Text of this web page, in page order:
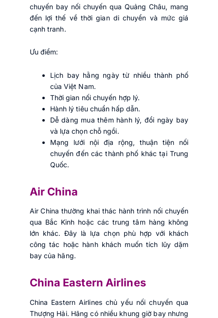
chuyến bay nối chuyến qua Quảng Châu, mang
đến lợi thế về thời gian di chuyển và mức giá
cạnh tranh.
Ưu điểm:
Lịch bay hằng ngày từ nhiều thành phố
của Việt Nam.
Thời gian nối chuyến hợp lý.
Hành lý tiêu chuẩn hấp dẫn.
Dễ dàng mua thêm hành lý, đổi ngày bay
và lựa chọn chỗ ngồi.
Mạng lưới nội địa rộng, thuận tiện nối
chuyến đến các thành phố khác tại Trung
Quốc.
Air China
Air China thường khai thác hành trình nối chuyến
qua Bắc Kinh hoặc các trung tâm hàng không
lớn khác. Đây là lựa chọn phù hợp với khách
công tác hoặc hành khách muốn tích lũy dặm
bay của hãng.
China Eastern Airlines
China Eastern Airlines chủ yếu nối chuyến qua
Thượng Hải. Hãng có nhiều khung giờ bay nhưng